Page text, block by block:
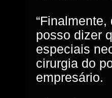
posso dizer
especiais
cirurgia do
empresário.